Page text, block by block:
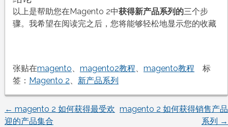
以上是帮助您在Magento 2中获得新产品系列的三个步
骤。我希望在阅读完之后，您将能够轻松地显示您的收藏
张贴在magento、 magento2教程、 magento教程
标
签： Magento 2、 新产品系列
文
← magento 2 如何获得最受欢
迎的产品集合
magento 2 如何获得销售产品
系列 →